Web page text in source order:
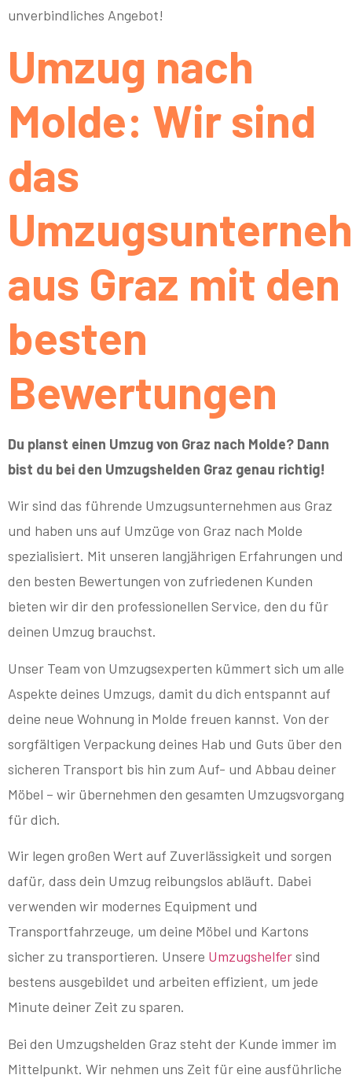
unverbindliches Angebot!
Umzug nach
Molde: Wir sind
das
aus Graz mit den
besten
Bewertungen
Du planst einen Umzug von Graz nach Molde? Dann
bist du bei den Umzugshelden Graz genau richtig!
Wir sind das führende Umzugsunternehmen aus Graz
und haben uns auf Umzüge von Graz nach Molde
spezialisiert. Mit unseren langjährigen Erfahrungen und
den besten Bewertungen von zufriedenen Kunden
bieten wir dir den professionellen Service, den du für
deinen Umzug brauchst.
Unser Team von Umzugsexperten kümmert sich um alle
Aspekte deines Umzugs, damit du dich entspannt auf
deine neue Wohnung in Molde freuen kannst. Von der
sorgfältigen Verpackung deines Hab und Guts über den
sicheren Transport bis hin zum Auf- und Abbau deiner
Möbel – wir übernehmen den gesamten Umzugsvorgang
für dich.
Wir legen großen Wert auf Zuverlässigkeit und sorgen
dafür, dass dein Umzug reibungslos abläuft. Dabei
verwenden wir modernes Equipment und
Transportfahrzeuge, um deine Möbel und Kartons
sicher zu transportieren. Unsere Umzugshelfersind
bestens ausgebildet und arbeiten effizient, um jede
Minute deiner Zeit zu sparen.
Bei den Umzugshelden Graz steht der Kunde immer im
Mittelpunkt. Wir nehmen uns Zeit für eine ausführliche